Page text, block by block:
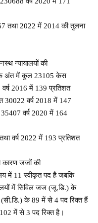
तथा 2022 में 2014 की तुलना
न्यायालयों की
के अंत में कुल 23105 केस
2016 में 139 प्रतिशत
30022 वर्ष 2018 में 147
वर्ष 2020 में 164
वर्ष 2022 में 193 प्रतिशत
कारण जजों की
में 11 स्वीकृत पद है जबकि
में सिविल जज (जू.डि.) के
के 89 में से 4 पद रिक्त हैं
में से 3 पद रिक्त है।